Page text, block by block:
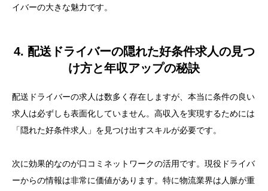
イバーの大きな魅力です。
4. 配送ドライバーの隠れた好条件求人の見つ
け方と年収アップの秘訣
配送ドライバーの求人は数多く存在しますが、本当に条件の良い
求人は必ずしも表面化していません。高収入を実現するためには
「隠れた好条件求人」を見つけ出すスキルが必要です。
次に効果的なのが口コミネットワークの活用です。現役ドライバ
ーからの情報は非常に価値があります。特に物流業界は人脈が重